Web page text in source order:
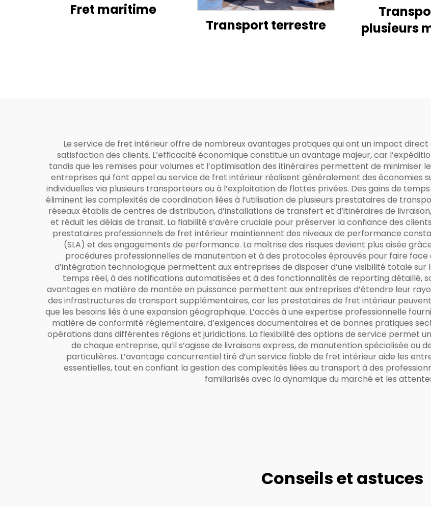
Fret maritime
Transport terrestre
plusieurs
Le service de fret intérieur offre de nombreux avantages pratiques qui ont un impact
satisfaction des clients. L’efficacité économique constitue un avantage majeur, car
tandis que les remises pour volumes et l’optimisation des itinéraires permettent de minimiser
entreprises qui font appel au service de fret intérieur réalisent généralement des économies
individuelles via plusieurs transporteurs ou à l’exploitation de flottes privées. Des gains de
éliminent les complexités de coordination liées à l’utilisation de plusieurs prestataires de
réseaux établis de centres de distribution, d’installations de transfert et d’itinéraires de
et réduit les délais de transit. La fiabilité s’avère cruciale pour préserver la confiance des
prestataires professionnels de fret intérieur maintiennent des niveaux de performance
(SLA) et des engagements de performance. La maîtrise des risques devient plus aisée
procédures professionnelles de manutention et à des protocoles éprouvés pour faire
d’intégration technologique permettent aux entreprises de disposer d’une visibilité totale sur
temps réel, à des notifications automatisées et à des fonctionnalités de reporting détaillé,
avantages en matière de montée en puissance permettent aux entreprises d’étendre leur
des infrastructures de transport supplémentaires, car les prestataires de fret intérieur
que les besoins liés à une expansion géographique. L’accès à une expertise professionnelle
matière de conformité réglementaire, d’exigences documentaires et de bonnes pratiques
opérations dans différentes régions et juridictions. La flexibilité des options de service permet
de chaque entreprise, qu’il s’agisse de livraisons express, de manutention spécialisée ou
particulières. L’avantage concurrentiel tiré d’un service fiable de fret intérieur aide les
essentielles, tout en confiant la gestion des complexités liées au transport à des
familiarisés avec la dynamique du marché et les
Conseils et astuces